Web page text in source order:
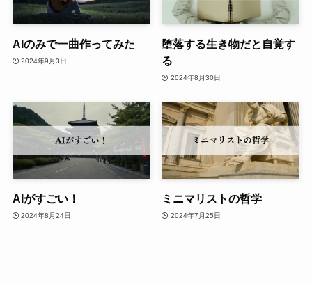
AIのみで一曲作ってみた
2024年9月3日
堕落する生き物だと自覚す
る
2024年8月30日
AIがすごい！
2024年8月24日
ミニマリストの哲学
2024年7月25日